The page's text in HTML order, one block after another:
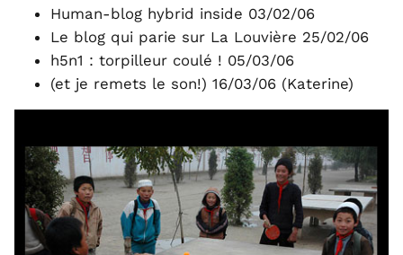
Human-blog hybrid inside 03/02/06
Le blog qui parie sur La Louvière 25/02/06
h5n1 : torpilleur coulé ! 05/03/06
(et je remets le son!) 16/03/06 (Katerine)